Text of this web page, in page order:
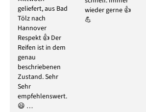
geliefert, aus Bad
Tölz nach
Hannover
Respekt 👍 Der
Reifen ist in dem
genau
beschriebenen
Zustand. Sehr
Sehr
empfehlenswert.
😃 …
wieder gerne 👍
💪